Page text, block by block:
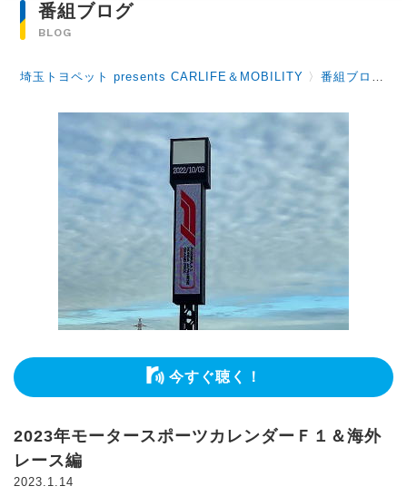
番組ブログ
BLOG
埼玉トヨペット presents CARLIFE＆MOBILITY 〉番組ブログ
今すぐ聴く！
2023年モータースポーツカレンダーＦ１＆海外
レース編
2023.1.14